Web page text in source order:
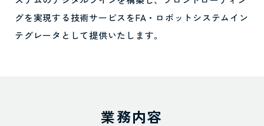
グを実現する技術サービスをFA・ロボットシステムイン
テグレータとして提供いたします。
業務内容